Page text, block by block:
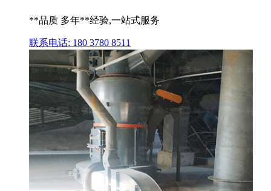
**品质 多年**经验,一站式服务
联系电话: 180 3780 8511